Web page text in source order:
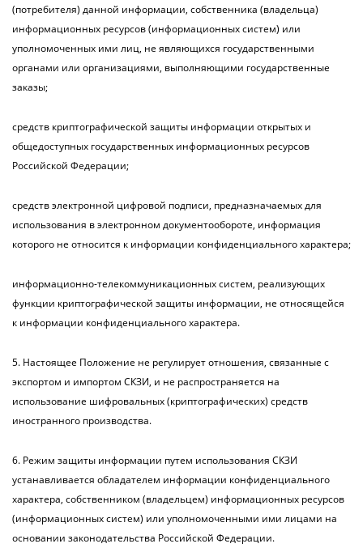
(потребителя) данной информации, собственника (владельца)
информационных ресурсов (информационных систем) или
уполномоченных ими лиц, не являющихся государственными
органами или организациями, выполняющими государственные
заказы;
средств криптографической защиты информации открытых и
общедоступных государственных информационных ресурсов
Российской Федерации;
средств электронной цифровой подписи, предназначаемых для
использования в электронном документообороте, информация
которого не относится к информации конфиденциального характера;
информационно-телекоммуникационных систем, реализующих
функции криптографической защиты информации, не относящейся
к информации конфиденциального характера.
5. Настоящее Положение не регулирует отношения, связанные с
экспортом и импортом СКЗИ, и не распространяется на
использование шифровальных (криптографических) средств
иностранного производства.
6. Режим защиты информации путем использования СКЗИ
устанавливается обладателем информации конфиденциального
характера, собственником (владельцем) информационных ресурсов
(информационных систем) или уполномоченными ими лицами на
основании законодательства Российской Федерации.